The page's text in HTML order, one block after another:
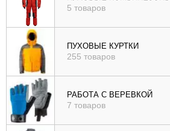
5 товаров
ПУХОВЫЕ КУРТКИ
255 товаров
РАБОТА С ВЕРЕВКОЙ
7 товаров